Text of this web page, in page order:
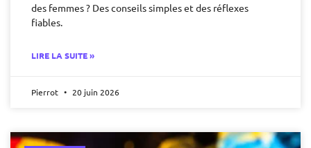
des femmes ? Des conseils simples et des réflexes
fiables.
LIRE LA SUITE »
Pierrot 20 juin 2026